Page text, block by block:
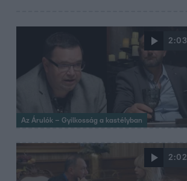
2:03
Az Árulók – Gyilkosság a kastélyban
2:02